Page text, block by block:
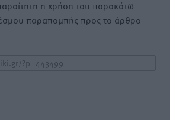
η χρήση του παρακάτω
παραπομπής προς το άρθρο